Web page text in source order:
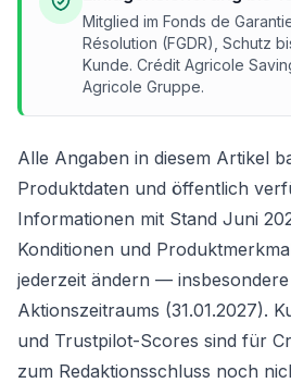
Mitglied im Fonds de
Résolution (FGDR), Schutz
Kunde. Crédit Agricole
Agricole Gruppe.
Alle Angaben in diesem Artikel
Produktdaten und öffentlich
Informationen mit Stand Juni
Konditionen und
jederzeit ändern —
Aktionszeitraums (31.01.2027).
und Trustpilot-Scores sind für
zum Redaktionsschluss noch